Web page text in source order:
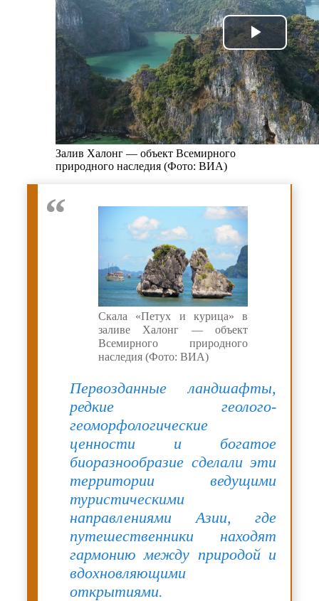
Залив Халонг — объект Всемирного
природного наследия (Фото: ВИА)
Скала «Петух и курица» в
заливе Халонг — объект
Всемирного природного
наследия (Фото: ВИА)
Первозданные ландшафты,
редкие геолого-
геоморфологические
ценности и богатое
биоразнообразие сделали эти
территории ведущими
туристическими
направлениями Азии, где
путешественники находят
гармонию между природой и
вдохновляющими
открытиями.